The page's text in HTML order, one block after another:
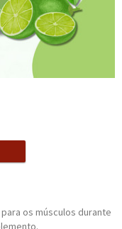
os músculos durante